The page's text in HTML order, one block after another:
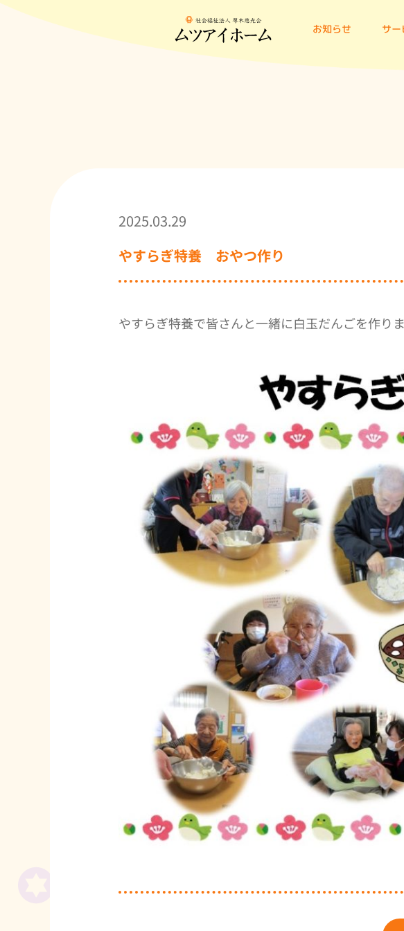
お知らせ サー
2025.03.29
やすらぎ特養 おやつ作り
やすらぎ特養で皆さんと一緒に白玉だんごを作り